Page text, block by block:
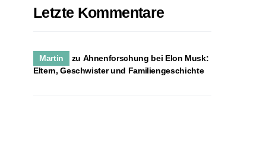
Letzte Kommentare
Martin zu Ahnenforschung bei Elon Musk:
Eltern, Geschwister und Familiengeschichte